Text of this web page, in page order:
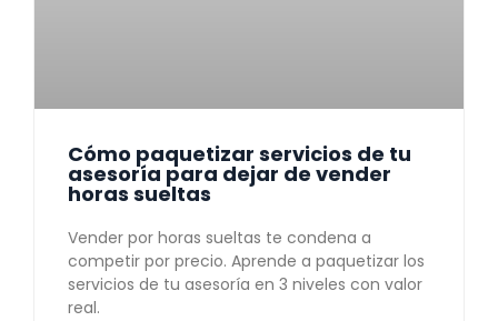
Cómo paquetizar servicios de tu
asesoría para dejar de vender
horas sueltas
Vender por horas sueltas te condena a
competir por precio. Aprende a paquetizar los
servicios de tu asesoría en 3 niveles con valor
real.